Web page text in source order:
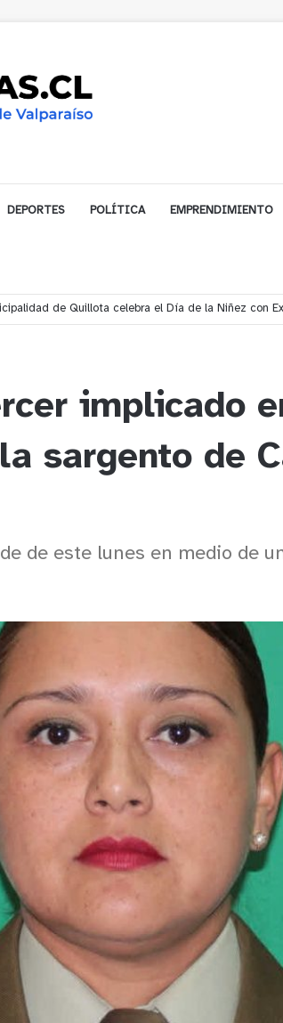
DEPORTES POLÍTICA EMPRENDIMIENTO
de Nogales impulsa inversión de más de
implicado
sargento de
de este lunes en medio de